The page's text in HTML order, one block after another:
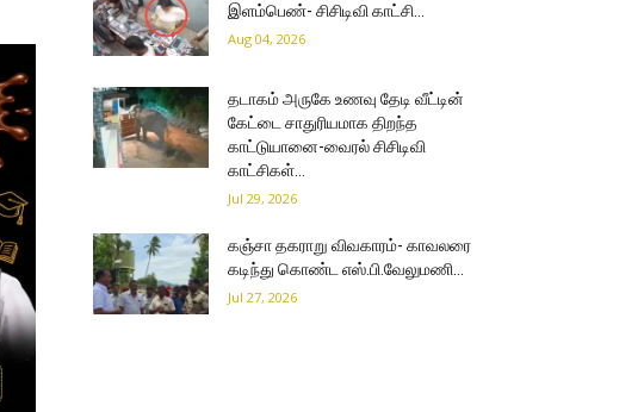
இளம்பெண்- சிசிடிவி காட்சி…
Aug 04, 2026
தடாகம் அருகே உணவு தேடி வீட்டின்
கேட்டை சாதுரியமாக திறந்த
காட்டுயானை-வைரல் சிசிடிவி
காட்சிகள்…
Jul 29, 2026
கஞ்சா தகராறு விவகாரம்- காவலரை
கடிந்து கொண்ட எஸ்.பி.வேலுமணி…
Jul 27, 2026